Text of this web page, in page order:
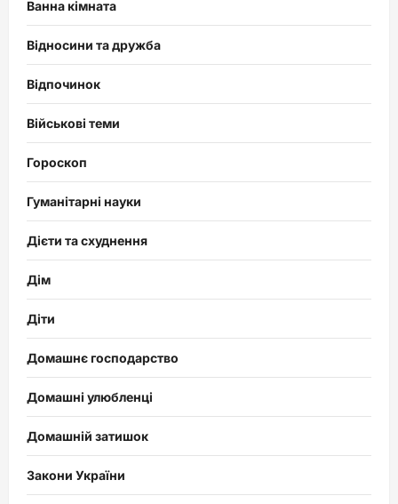
Ванна кімната
Відносини та дружба
Відпочинок
Військові теми
Гороскоп
Гуманітарні науки
Дієти та схуднення
Дім
Діти
Домашнє господарство
Домашні улюбленці
Домашній затишок
Закони України